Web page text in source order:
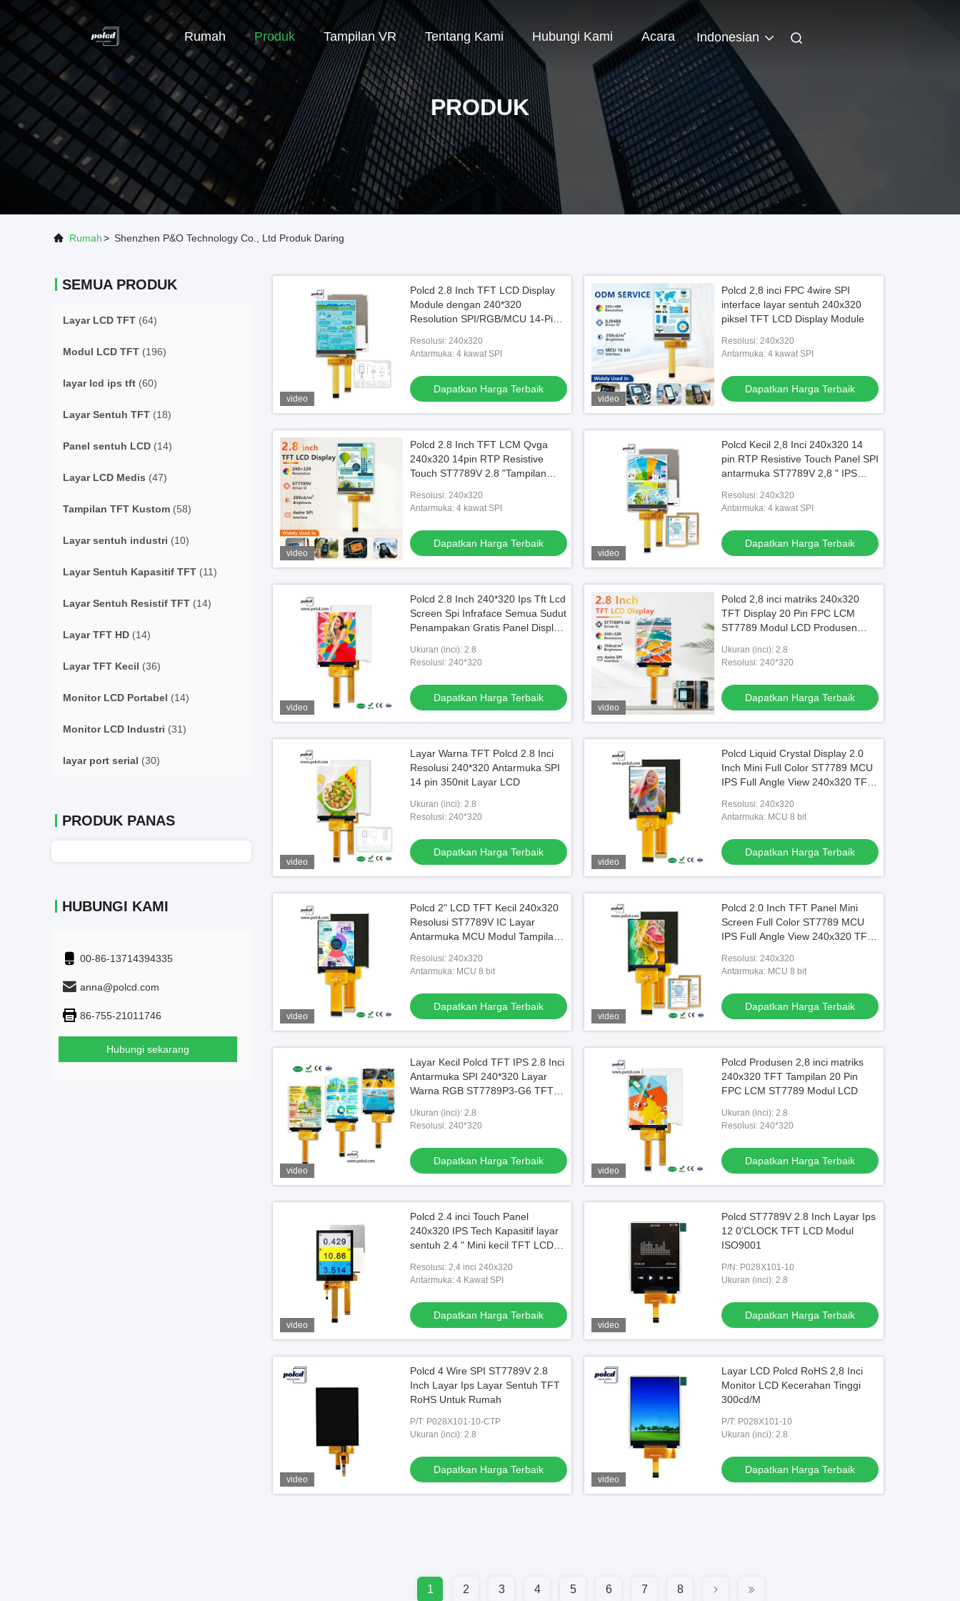
Rumah Produk Tampilan VR Tentang Kami Hubungi Kami Acara Indonesian
PRODUK
Rumah> Shenzhen P&O Technology Co., Ltd Produk Daring
SEMUA PRODUK
Layar LCD TFT (64)
Modul LCD TFT (196)
layar lcd ips tft (60)
Layar Sentuh TFT (18)
Panel sentuh LCD (14)
Layar LCD Medis (47)
Tampilan TFT Kustom (58)
Layar sentuh industri (10)
Layar Sentuh Kapasitif TFT (11)
Layar Sentuh Resistif TFT (14)
Layar TFT HD (14)
Layar TFT Kecil (36)
Monitor LCD Portabel (14)
Monitor LCD Industri (31)
layar port serial (30)
PRODUK PANAS
HUBUNGI KAMI
00-86-13714394335
anna@polcd.com
86-755-21011746
Hubungi sekarang
video
Polcd 2.8 Inch TFT LCD Display
Module dengan 240*320
Resolution SPI/RGB/MCU 14-Pin
Resolusi: 240x320
Antarmuka: 4 kawat SPI
Dapatkan Harga Terbaik
video
Polcd 2,8 inci FPC 4wire SPI
interface layar sentuh 240x320
piksel TFT LCD Display Module
Resolusi: 240x320
Antarmuka: 4 kawat SPI
Dapatkan Harga Terbaik
video
Polcd 2.8 Inch TFT LCM Qvga
240x320 14pin RTP Resistive
Touch ST7789V 2.8 "Tampilan
Resolusi: 240x320
Antarmuka: 4 kawat SPI
Dapatkan Harga Terbaik
video
Polcd Kecil 2,8 Inci 240x320 14
pin RTP Resistive Touch Panel SPI
antarmuka ST7789V 2,8 " IPS
Resolusi: 240x320
Antarmuka: 4 kawat SPI
Dapatkan Harga Terbaik
video
Polcd 2.8 Inch 240*320 Ips Tft Lcd
Screen Spi Infraface Semua Sudut
Penampakan Gratis Panel Display
Ukuran (inci): 2.8
Resolusi: 240*320
Dapatkan Harga Terbaik
video
Polcd 2,8 inci matriks 240x320
TFT Display 20 Pin FPC LCM
ST7789 Modul LCD Produsen
Ukuran (inci): 2.8
Resolusi: 240*320
Dapatkan Harga Terbaik
video
Layar Warna TFT Polcd 2.8 Inci
Resolusi 240*320 Antarmuka SPI
14 pin 350nit Layar LCD
Ukuran (inci): 2.8
Resolusi: 240*320
Dapatkan Harga Terbaik
video
Polcd Liquid Crystal Display 2.0
Inch Mini Full Color ST7789 MCU
IPS Full Angle View 240x320 TFT
Resolusi: 240x320
Antarmuka: MCU 8 bit
Dapatkan Harga Terbaik
video
Polcd 2" LCD TFT Kecil 240x320
Resolusi ST7789V IC Layar
Antarmuka MCU Modul Tampilan
Resolusi: 240x320
Antarmuka: MCU 8 bit
Dapatkan Harga Terbaik
video
Polcd 2.0 Inch TFT Panel Mini
Screen Full Color ST7789 MCU
IPS Full Angle View 240x320 TFT
Resolusi: 240x320
Antarmuka: MCU 8 bit
Dapatkan Harga Terbaik
video
Layar Kecil Polcd TFT IPS 2.8 Inci
Antarmuka SPI 240*320 Layar
Warna RGB ST7789P3-G6 TFT
Ukuran (inci): 2.8
Resolusi: 240*320
Dapatkan Harga Terbaik
video
Polcd Produsen 2,8 inci matriks
240x320 TFT Tampilan 20 Pin
FPC LCM ST7789 Modul LCD
Ukuran (inci): 2.8
Resolusi: 240*320
Dapatkan Harga Terbaik
video
Polcd 2.4 inci Touch Panel
240x320 IPS Tech Kapasitif layar
sentuh 2.4 " Mini kecil TFT LCD
Resolusi: 2,4 inci 240x320
Antarmuka: 4 Kawat SPI
Dapatkan Harga Terbaik
video
Polcd ST7789V 2.8 Inch Layar Ips
12 0'CLOCK TFT LCD Modul
ISO9001
P/N: P028X101-10
Ukuran (inci): 2.8
Dapatkan Harga Terbaik
video
Polcd 4 Wire SPI ST7789V 2.8
Inch Layar Ips Layar Sentuh TFT
RoHS Untuk Rumah
P/T: P028X101-10-CTP
Ukuran (inci): 2.8
Dapatkan Harga Terbaik
video
Layar LCD Polcd RoHS 2,8 Inci
Monitor LCD Kecerahan Tinggi
300cd/M
P/T: P028X101-10
Ukuran (inci): 2.8
Dapatkan Harga Terbaik
1 2 3 4 5 6 7 8